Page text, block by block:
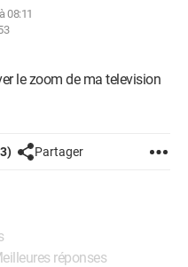
08:11
le zoom de ma television
Partager
réponses